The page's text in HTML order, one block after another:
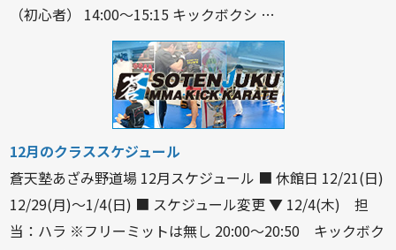
（初心者） 14:00〜15:15 キックボクシ …
12月のクラススケジュール
蒼天塾あざみ野道場 12月スケジュール ■ 休館日 12/21(日)
12/29(月)〜1/4(日) ■ スケジュール変更 ▼ 12/4(木) 担
当：ハラ ※フリーミットは無し 20:00〜20:50 キックボク